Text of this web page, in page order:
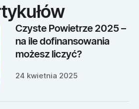
Czyste Powietrze 2025 –
na ile dofinansowania
możesz liczyć?
24 kwietnia 2025